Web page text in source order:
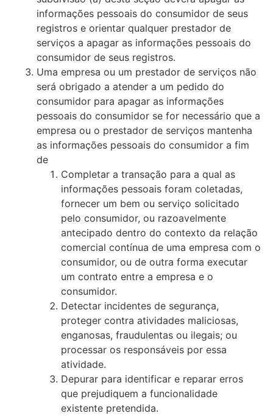
informações pessoais do consumidor de seus
registros e orientar qualquer prestador de
serviços a apagar as informações pessoais do
consumidor de seus registros.
Uma empresa ou um prestador de serviços não
será obrigado a atender a um pedido do
consumidor para apagar as informações
pessoais do consumidor se for necessário que a
empresa ou o prestador de serviços mantenha
as informações pessoais do consumidor a fim
de
Completar a transação para a qual as
informações pessoais foram coletadas,
fornecer um bem ou serviço solicitado
pelo consumidor, ou razoavelmente
antecipado dentro do contexto da relação
comercial contínua de uma empresa com o
consumidor, ou de outra forma executar
um contrato entre a empresa e o
consumidor.
Detectar incidentes de segurança,
proteger contra atividades maliciosas,
enganosas, fraudulentas ou ilegais; ou
processar os responsáveis por essa
atividade.
Depurar para identificar e reparar erros
que prejudiquem a funcionalidade
existente pretendida.